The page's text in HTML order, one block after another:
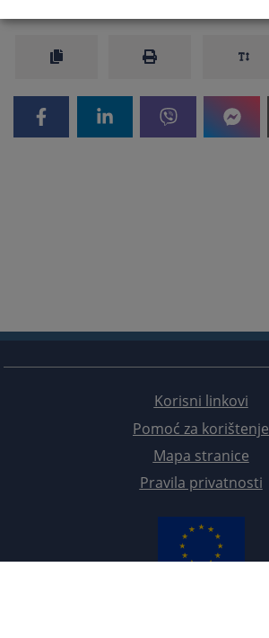
Korisni linkovi
Pomoć za korištenje
Mapa stranice
Pravila privatnosti